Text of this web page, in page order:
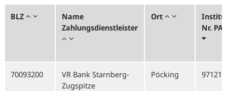
BLZ
Name
Zahlungsdienstleister
Ort
Nr.
70093200
VR Bank Starnberg-
Zugspitze
Pöcking 97121